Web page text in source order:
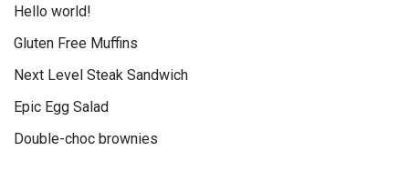
Hello world!
Gluten Free Muffins
Next Level Steak Sandwich
Epic Egg Salad
Double-choc brownies